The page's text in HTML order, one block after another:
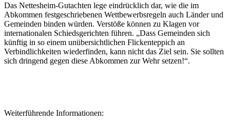
Das Nettesheim-Gutachten lege eindrücklich dar, wie die im
Abkommen festgeschriebenen Wettbewerbsregeln auch Länder und
Gemeinden binden würden. Verstöße können zu Klagen vor
internationalen Schiedsgerichten führen. „Dass Gemeinden sich
künftig in so einem unübersichtlichen Flickenteppich an
Verbindlichkeiten wiederfinden, kann nicht das Ziel sein. Sie sollten
sich dringend gegen diese Abkommen zur Wehr setzen!“.
Weiterführende Informationen: